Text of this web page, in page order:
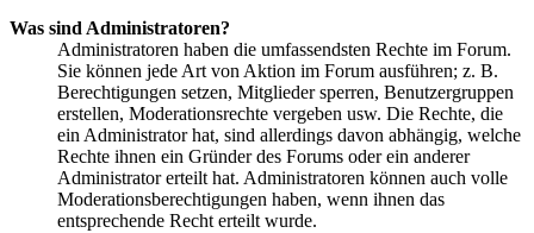
Was sind Administratoren?
Administratoren haben die umfassendsten Rechte im Forum.
Sie können jede Art von Aktion im Forum ausführen; z. B.
Berechtigungen setzen, Mitglieder sperren, Benutzergruppen
erstellen, Moderationsrechte vergeben usw. Die Rechte, die
ein Administrator hat, sind allerdings davon abhängig, welche
Rechte ihnen ein Gründer des Forums oder ein anderer
Administrator erteilt hat. Administratoren können auch volle
Moderationsberechtigungen haben, wenn ihnen das
entsprechende Recht erteilt wurde.